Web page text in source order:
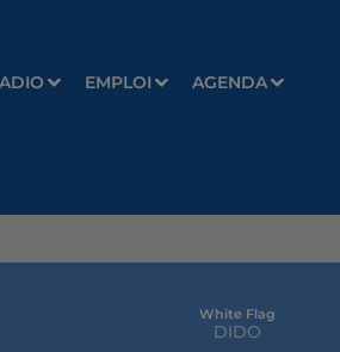
EMPLOI AGENDA
White Flag
DIDO